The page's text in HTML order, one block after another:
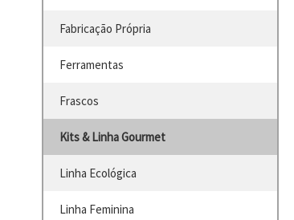
Fabricação Própria
Ferramentas
Frascos
Kits & Linha Gourmet
Linha Ecológica
Linha Feminina